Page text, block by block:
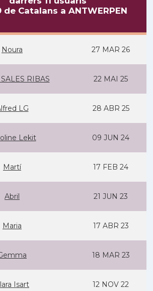
de Catalans a ANTWERPEN
Noura 27 MAR 26
RIBAS 22 MAI 25
LG 28 ABR 25
Lekit 09 JUN 24
Martí­ 17 FEB 24
Abril 21 JUN 23
Maria 17 ABR 23
18 MAR 23
Isart 12 NOV 22